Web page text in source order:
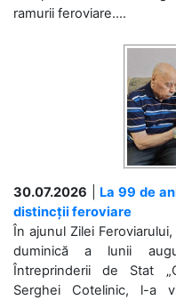
ramurii feroviare....
30.07.2026
La 99 de
distincții feroviare
În ajunul Zilei
duminică a lunii
Întreprinderii de Stat
Serghei Cotelinic, l-a